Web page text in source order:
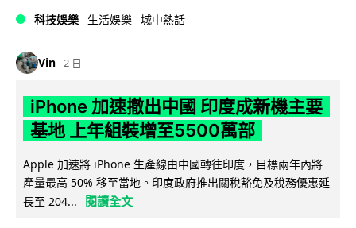
科技娛樂 生活娛樂 城中熱話
Vin 2 日
iPhone 加速撤出中國 印度成新機主要
基地 上年組裝增至5500萬部
Apple 加速將 iPhone 生產線由中國轉往印度，目標兩年內將
產量最高 50% 移至當地。印度政府推出關稅豁免及稅務優惠延
長至 204...
閱讀全文